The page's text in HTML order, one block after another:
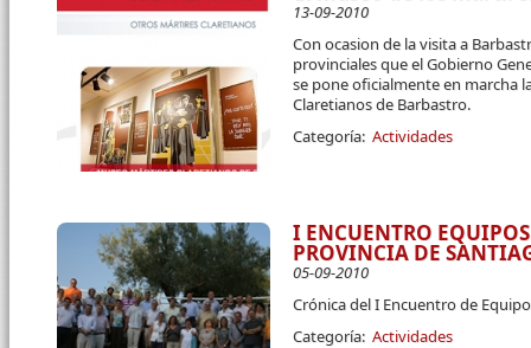
13-09-2010
Con ocasion de la visita a
provinciales que el Gobierno
se pone oficialmente en marcha
Claretianos de Barbastro.
Categoría: Actividades
I ENCUENTRO
PROVINCIA DE
05-09-2010
Crónica del I Encuentro de
Categoría: Actividades